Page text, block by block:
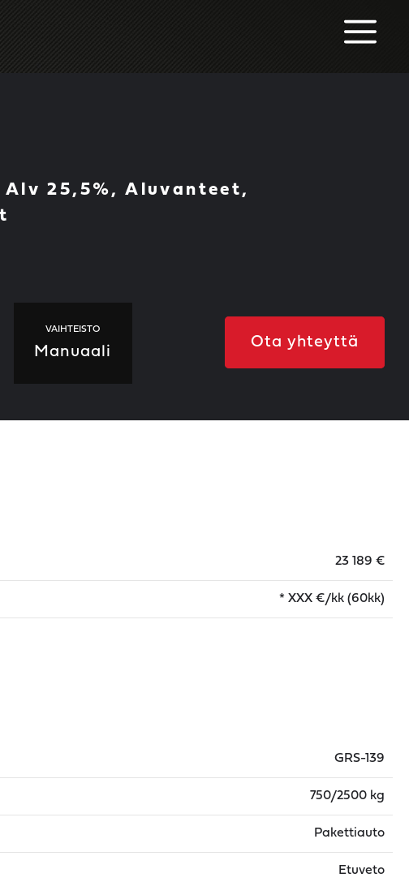
25,5%, Aluvanteet,
VAIHTEISTO
Manuaali
Ota yhteyttä
23 189 €
* XXX €/kk (60kk)
GRS-139
750/2500 kg
Pakettiauto
Etuveto